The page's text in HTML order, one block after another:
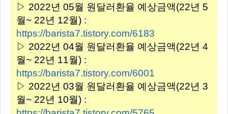
▷ 2022년 05월 원달러환율 예상금액(22년 5
월~ 22년 12월) :
https://barista7.tistory.com/6183
▷ 2022년 04월 원달러환율 예상금액(22년 4
월~ 22년 11월) :
https://barista7.tistory.com/6001
▷ 2022년 03월 원달러환율 예상금액(22년 3
월~ 22년 10월) :